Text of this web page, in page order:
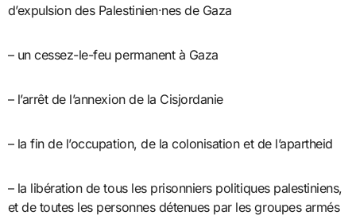
d’expulsion des Palestinien·nes de Gaza
– un cessez-le-feu permanent à Gaza
– l’arrêt de l’annexion de la Cisjordanie
– la fin de l’occupation, de la colonisation et de l’apartheid
– la libération de tous les prisonniers politiques palestiniens,
et de toutes les personnes détenues par les groupes armés